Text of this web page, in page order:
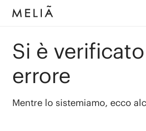
Si è
errore
Mentre lo sistemiamo, ecco